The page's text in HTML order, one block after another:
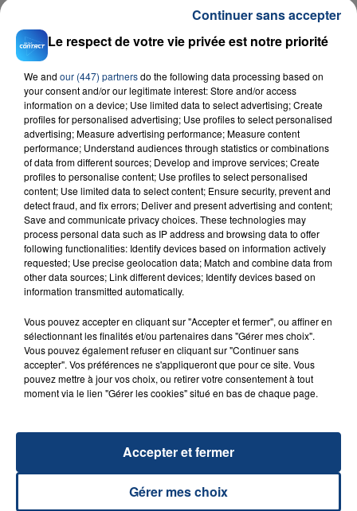
Beauty And A Beat
JUSTIN BIEBER & NICKI MINAJ
FIL D'ACTU
23 juillet 2026
SON BÉBÉ ENTRE LA VIE ET LA...
Un homme s'est immolé par le feu après avoir
aspergé sa compagne et leur bébé de trois mois
d'un liquide inflammable.
Le respect de votre vie privée est notre priorité
We and our (447) partnersdo the following data processing based on
your consent and/or our legitimate interest: Store and/or access
information on a device; Use limited data to select advertising; Create
profiles for personalised advertising; Use profiles to select personalised
advertising; Measure advertising performance; Measure content
performance; Understand audiences through statistics or combinations
of data from different sources; Develop and improve services; Create
profiles to personalise content; Use profiles to select personalised
content; Use limited data to select content; Ensure security, prevent and
detect fraud, and fix errors; Deliver and present advertising and content;
Save and communicate privacy choices. These technologies may
process personal data such as IP address and browsing data to offer
following functionalities: Identify devices based on information actively
requested; Use precise geolocation data; Match and combine data from
other data sources; Link different devices; Identify devices based on
information transmitted automatically.
Vous pouvez accepter en cliquant sur "Accepter et fermer", ou affiner en
sélectionnant les finalités et/ou partenaires dans "Gérer mes choix".
Vous pouvez également refuser en cliquant sur "Continuer sans
accepter". Vos préférences ne s'appliqueront que pour ce site. Vous
pouvez mettre à jour vos choix, ou retirer votre consentement à tout
moment via le lien "Gérer les cookies" situé en bas de chaque page.
Gérer mes choix
Accepter et fermer
Continuer sans accepter